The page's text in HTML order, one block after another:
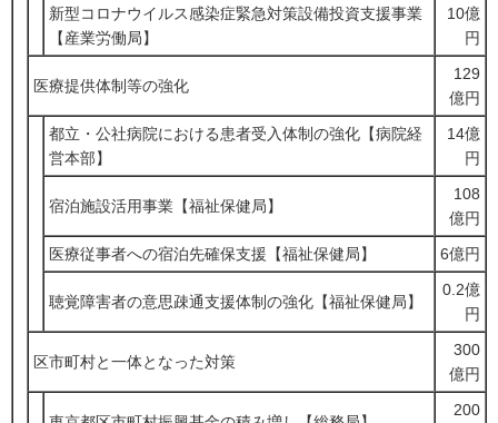
新型コロナウイルス感染症緊急対策設備投資支援事業
【産業労働局】
10億
円
医療提供体制等の強化
129
億円
都立・公社病院における患者受入体制の強化【病院経
営本部】
14億
円
宿泊施設活用事業【福祉保健局】
108
億円
医療従事者への宿泊先確保支援【福祉保健局】
6億円
聴覚障害者の意思疎通支援体制の強化【福祉保健局】
0.2億
円
区市町村と一体となった対策
300
億円
200